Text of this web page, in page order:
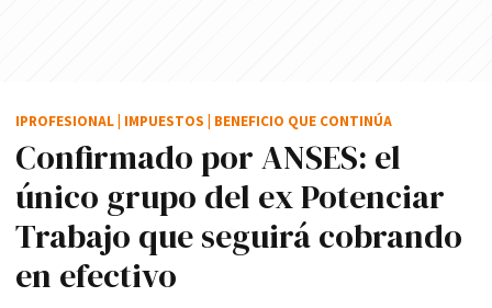
Confirmado por ANSES: el
único grupo del ex Potenciar
Trabajo que seguirá cobrando
en efectivo
IPROFESIONAL IMPUESTOS BENEFICIO QUE CONTINÚA